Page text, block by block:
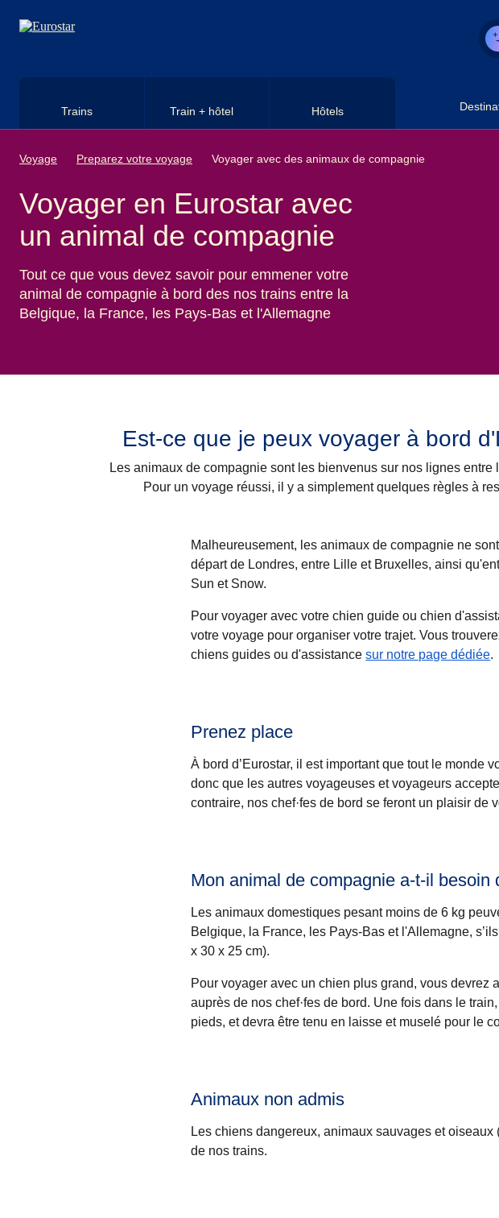
Trains Train + hôtel Hôtels
Voyage Preparez votre voyage Voyager avec des animaux de compagnie
Voyager en Eurostar avec
un animal de compagnie
Tout ce que vous devez savoir pour emmener votre
animal de compagnie à bord des nos trains entre la
Belgique, la France, les Pays-Bas et l'Allemagne
Est-ce que je peux voyager à bord
Les animaux de compagnie sont les bienvenus sur nos lignes entre
Pour un voyage réussi, il y a simplement quelques règles à
Malheureusement, les animaux de compagnie ne
départ de Londres, entre Lille et Bruxelles, ainsi
Sun et Snow.
Pour voyager avec votre chien guide ou chien
votre voyage pour organiser votre trajet. Vous
chiens guides ou d'assistancesur notre page dédiée.
Prenez place
À bord d’Eurostar, il est important que tout le monde
donc que les autres voyageuses et voyageurs
contraire, nos chef·fes de bord se feront un plaisir de
Mon animal de compagnie a-t-il besoin
Les animaux domestiques pesant moins de 6 kg
Belgique, la France, les Pays-Bas et l'Allemagne,
x 30 x 25 cm).
Pour voyager avec un chien plus grand, vous
auprès de nos chef·fes de bord. Une fois dans le
pieds, et devra être tenu en laisse et muselé pour le
Animaux non admis
Les chiens dangereux, animaux sauvages et
de nos trains.